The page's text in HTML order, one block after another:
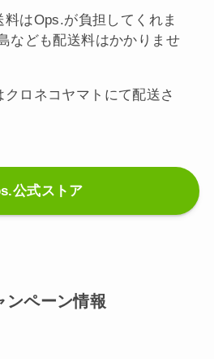
はOps.が負担してくれま
なども配送料はかかりませ
クロネコヤマトにて配送さ
公式ストア
ペーン情報